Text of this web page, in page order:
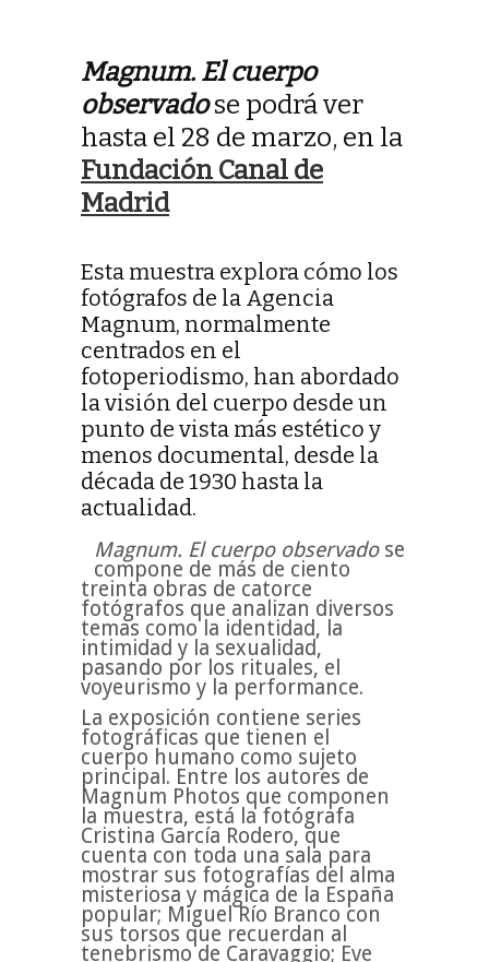
Magnum. El cuerpo
observadose podrá ver
hasta el 28 de marzo, en la
Fundación Canal de
Madrid
Esta muestra explora cómo los
fotógrafos de la Agencia
Magnum, normalmente
centrados en el
fotoperiodismo, han abordado
la visión del cuerpo desde un
punto de vista más estético y
menos documental, desde la
década de 1930 hasta la
actualidad.
Magnum. El cuerpo observadose
compone de más de ciento
treinta obras de catorce
fotógrafos que analizan diversos
temas como la identidad, la
intimidad y la sexualidad,
pasando por los rituales, el
voyeurismo y la performance.
La exposición contiene series
fotográficas que tienen el
cuerpo humano como sujeto
principal. Entre los autores de
Magnum Photos que componen
la muestra, está la fotógrafa
Cristina García Rodero, que
cuenta con toda una sala para
mostrar sus fotografías del alma
misteriosa y mágica de la España
popular; Miguel Río Branco con
sus torsos que recuerdan al
tenebrismo de Caravaggio; Eve